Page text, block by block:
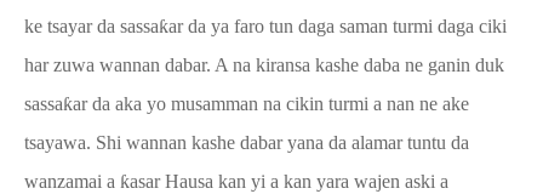
ke tsayar da sassaƙar da ya faro tun daga saman turmi daga ciki
har zuwa wannan dabar. A na kiransa kashe daba ne ganin duk
sassaƙar da aka yo musamman na cikin turmi a nan ne ake
tsayawa. Shi wannan kashe dabar yana da alamar tuntu da
wanzamai a ƙasar Hausa kan yi a kan yara wajen aski a